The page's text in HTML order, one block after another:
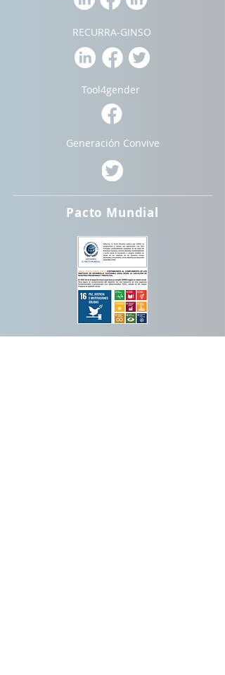
RECURRA-GINSO
Tool4gender
Generación Convive
Pacto Mundial